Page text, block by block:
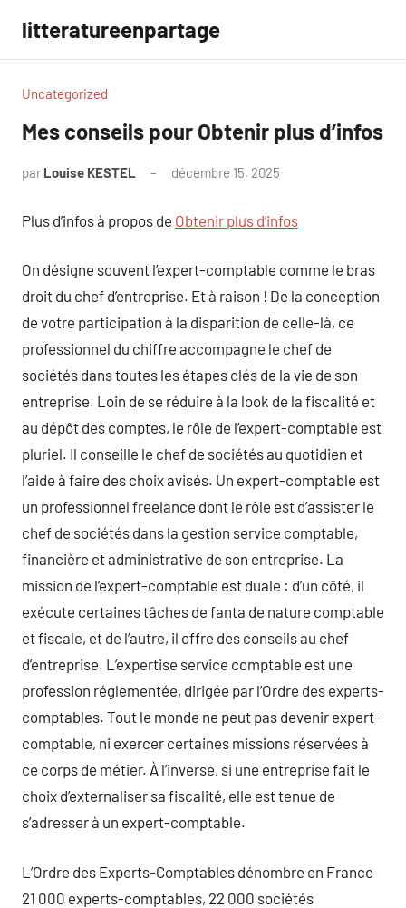
contenu
litteratureenpartage
Uncategorized
Mes conseils pour Obtenir plus d’infos
par Louise KESTEL décembre 15, 2025
Plus d’infos à propos de Obtenir plus d’infos
On désigne souvent l’expert-comptable comme le bras
droit du chef d’entreprise. Et à raison ! De la conception
de votre participation à la disparition de celle-là, ce
professionnel du chiffre accompagne le chef de
sociétés dans toutes les étapes clés de la vie de son
entreprise. Loin de se réduire à la look de la fiscalité et
au dépôt des comptes, le rôle de l’expert-comptable est
pluriel. Il conseille le chef de sociétés au quotidien et
l’aide à faire des choix avisés. Un expert-comptable est
un professionnel freelance dont le rôle est d’assister le
chef de sociétés dans la gestion service comptable,
financière et administrative de son entreprise. La
mission de l’expert-comptable est duale : d’un côté, il
exécute certaines tâches de fanta de nature comptable
et fiscale, et de l’autre, il offre des conseils au chef
d’entreprise. L’expertise service comptable est une
profession réglementée, dirigée par l’Ordre des experts-
comptables. Tout le monde ne peut pas devenir expert-
comptable, ni exercer certaines missions réservées à
ce corps de métier. À l’inverse, si une entreprise fait le
choix d’externaliser sa fiscalité, elle est tenue de
s’adresser à un expert-comptable.
L’Ordre des Experts-Comptables dénombre en France
21 000 experts-comptables, 22 000 sociétés